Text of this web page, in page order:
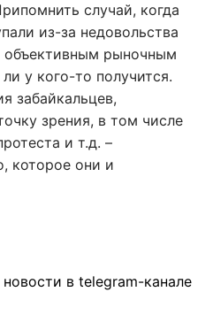
случай, когда
из-за недовольства
объективным рыночным
у кого-то получится.
забайкальцев,
зрения, в том числе
и т.д. –
которое они и
в telegram-канале